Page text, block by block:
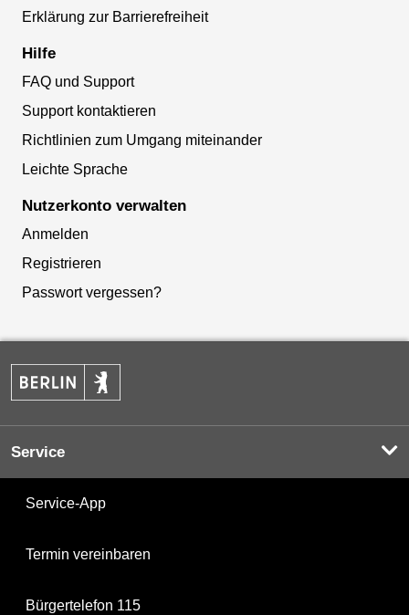
Erklärung zur Barrierefreiheit
Hilfe
FAQ und Support
Support kontaktieren
Richtlinien zum Umgang miteinander
Leichte Sprache
Nutzerkonto verwalten
Anmelden
Registrieren
Passwort vergessen?
Service
Service-App
Termin vereinbaren
Bürgertelefon 115